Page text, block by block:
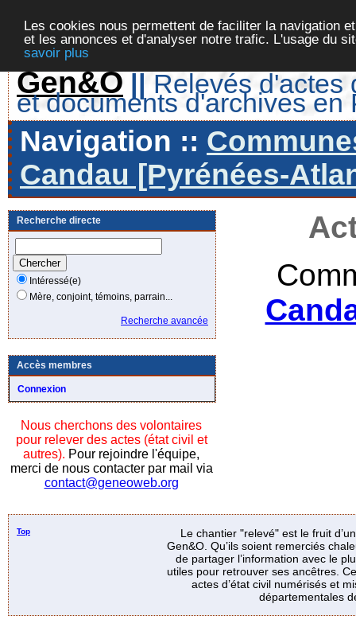
Les cookies nous permettent de faciliter la navigation
et les annonces et d'analyser notre trafic. L'usage du
savoir plus
Gen&O || Relevés d'actes
et documents d'archives en
Navigation ::
Candau [Pyrénées-
Recherche directe
Intéressé(e)
Mère, conjoint, témoins, parrain...
Recherche avancée
Accès membres
Connexion
Nous cherchons des volontaires
pour relever des actes (état civil et
autres). Pour rejoindre l'équipe,
merci de nous contacter par mail via
contact@geneoweb.org
Top
Le chantier "relevé" est le fruit
Gen&O. Qu’ils soient remerciés
de partager l’information avec le
utiles pour retrouver ses ancêtres.
actes d’état civil numérisés et
départementales